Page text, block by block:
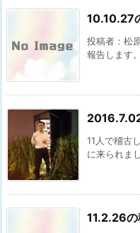
10.10.27
投稿者：松
報告します
11人で稽古
に来られま
11.2.26の